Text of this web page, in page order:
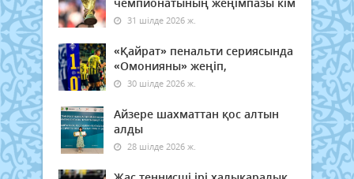
31 шілде 2026 ж.
«Қайрат» пенальти сериясында
«Омонияны» жеңіп,
30 шілде 2026 ж.
Айзере шахматтан қос алтын
алды
28 шілде 2026 ж.